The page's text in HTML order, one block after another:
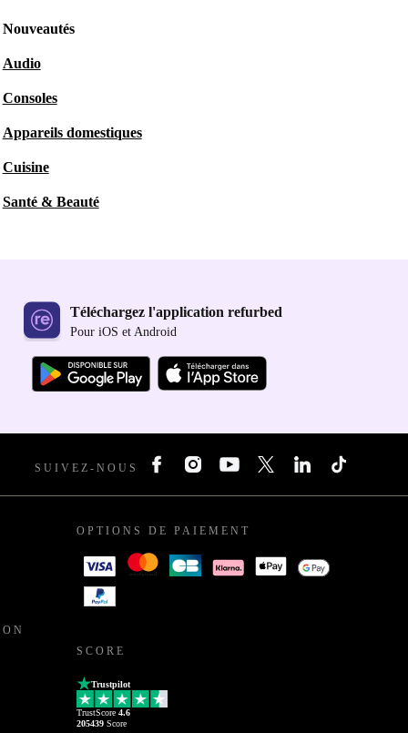
Nouveautés
Audio
Consoles
Appareils domestiques
Cuisine
Santé & Beauté
Téléchargez l'application refurbed
Pour iOS et Android
SUIVEZ-NOUS
OPTIONS DE PAIEMENT
SCORE
Trustpilot
TrustScore 4.6
205439 Score